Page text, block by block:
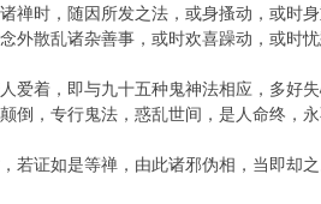
禅时，随因所发之法，或身搔动，或时
外散乱诸杂善事，或时欢喜躁动，或时
爱着，即与九十五种鬼神法相应，多好
倒，专行鬼法，惑乱世间，是人命终，
若证如是等禅，由此诸邪伪相，当即却